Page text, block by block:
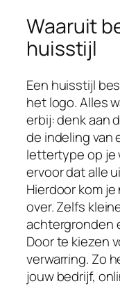
Waaruit
huisstijl
Een huisstijl
het logo. Alles
erbij: denk aan
de indeling van
lettertype op je
ervoor dat alle
Hierdoor kom
over. Zelfs
achtergronden
Door te kiezen
verwarring. Zo
jouw bedrijf,